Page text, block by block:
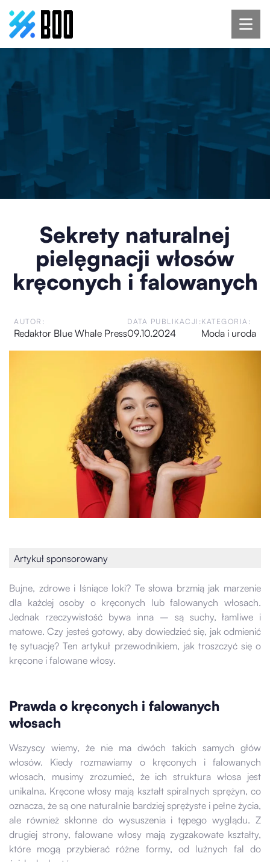
Sekrety naturalnej
pielęgnacji włosów
kręconych i falowanych
AUTOR:
Redaktor Blue Whale Press
DATA PUBLIKACJI:
09.10.2024
KATEGORIA:
Moda i uroda
Artykuł sponsorowany
Bujne, zdrowe i lśniące loki? Te słowa brzmią jak marzenie
dla każdej osoby o kręconych lub falowanych włosach.
Jednak rzeczywistość bywa inna – są suchy, łamliwe i
matowe. Czy jesteś gotowy, aby dowiedzieć się, jak odmienić
tę sytuację? Ten artykuł przewodnikiem, jak troszczyć się o
kręcone i falowane włosy.
Prawda o kręconych i falowanych
włosach
Wszyscy wiemy, że nie ma dwóch takich samych głów
włosów. Kiedy rozmawiamy o kręconych i falowanych
włosach, musimy zrozumieć, że ich struktura włosa jest
unikalna. Kręcone włosy mają kształt spiralnych sprężyn, co
oznacza, że są one naturalnie bardziej sprężyste i pełne życia,
ale również skłonne do wysuszenia i tępego wyglądu. Z
drugiej strony, falowane włosy mają zygzakowate kształty,
które mogą przybierać różne formy, od luźnych fal do